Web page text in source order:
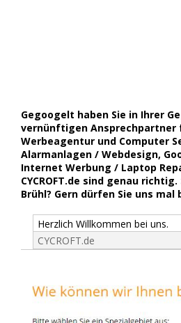
Gegoogelt haben Sie in Ihrer
vernünftigen Ansprechpartner
Werbeagentur und Computer
Alarmanlagen / Webdesign,
Internet Werbung / Laptop
CYCROFT.de sind genau
Brühl? Gern dürfen Sie uns mal
Herzlich Willkommen bei uns.
CYCROFT.de